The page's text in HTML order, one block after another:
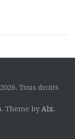
Tous droits
. Theme byAlx.